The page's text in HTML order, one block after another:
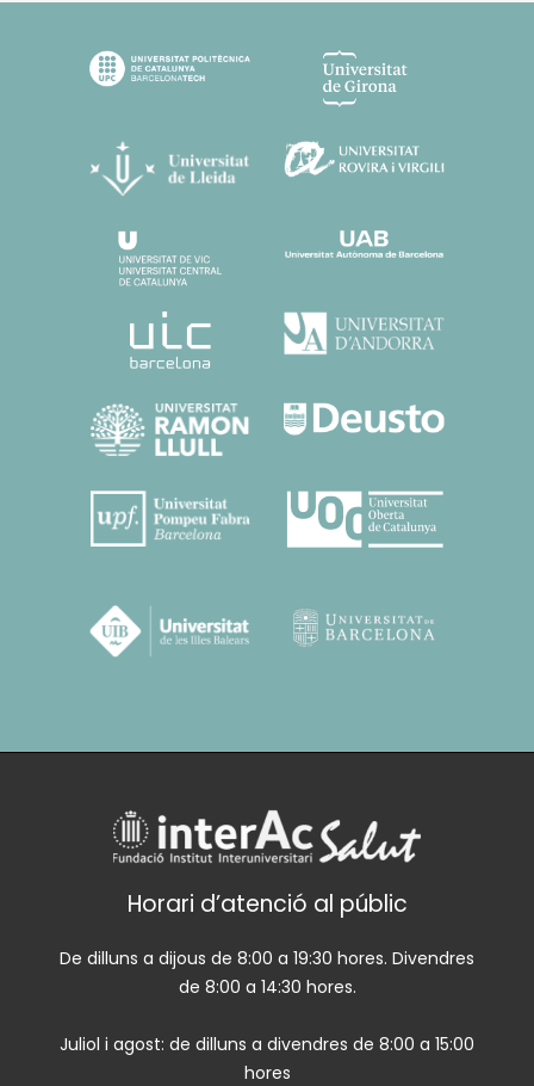
Horari d’atenció al públic
De dilluns a dijous de 8:00 a 19:30 hores. Divendres
de 8:00 a 14:30 hores.
Juliol i agost: de dilluns a divendres de 8:00 a 15:00
hores